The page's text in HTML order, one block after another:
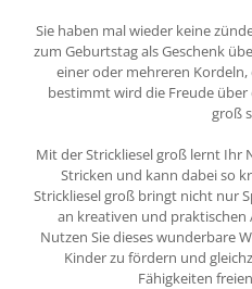
Sie haben mal wieder keine
zum Geburtstag als Geschenk
einer oder mehreren Kordeln,
bestimmt wird die Freude
groß
Mit der Strickliesel groß lernt Ihr
Stricken und kann dabei so
Strickliesel groß bringt nicht nur
an kreativen und
Nutzen Sie dieses wunderbare
Kinder zu fördern und
Fähigkeiten